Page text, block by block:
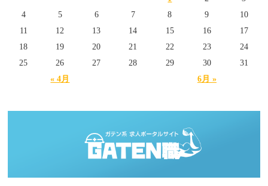
« 4月 6月 »
4
5 6 7 8 9
10
11
12 13 14 15 16
17
18
19 20 21 22 23
24
25
26 27 28 29 30 31